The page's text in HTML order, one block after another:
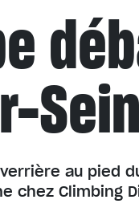
au pied
chez Climbing